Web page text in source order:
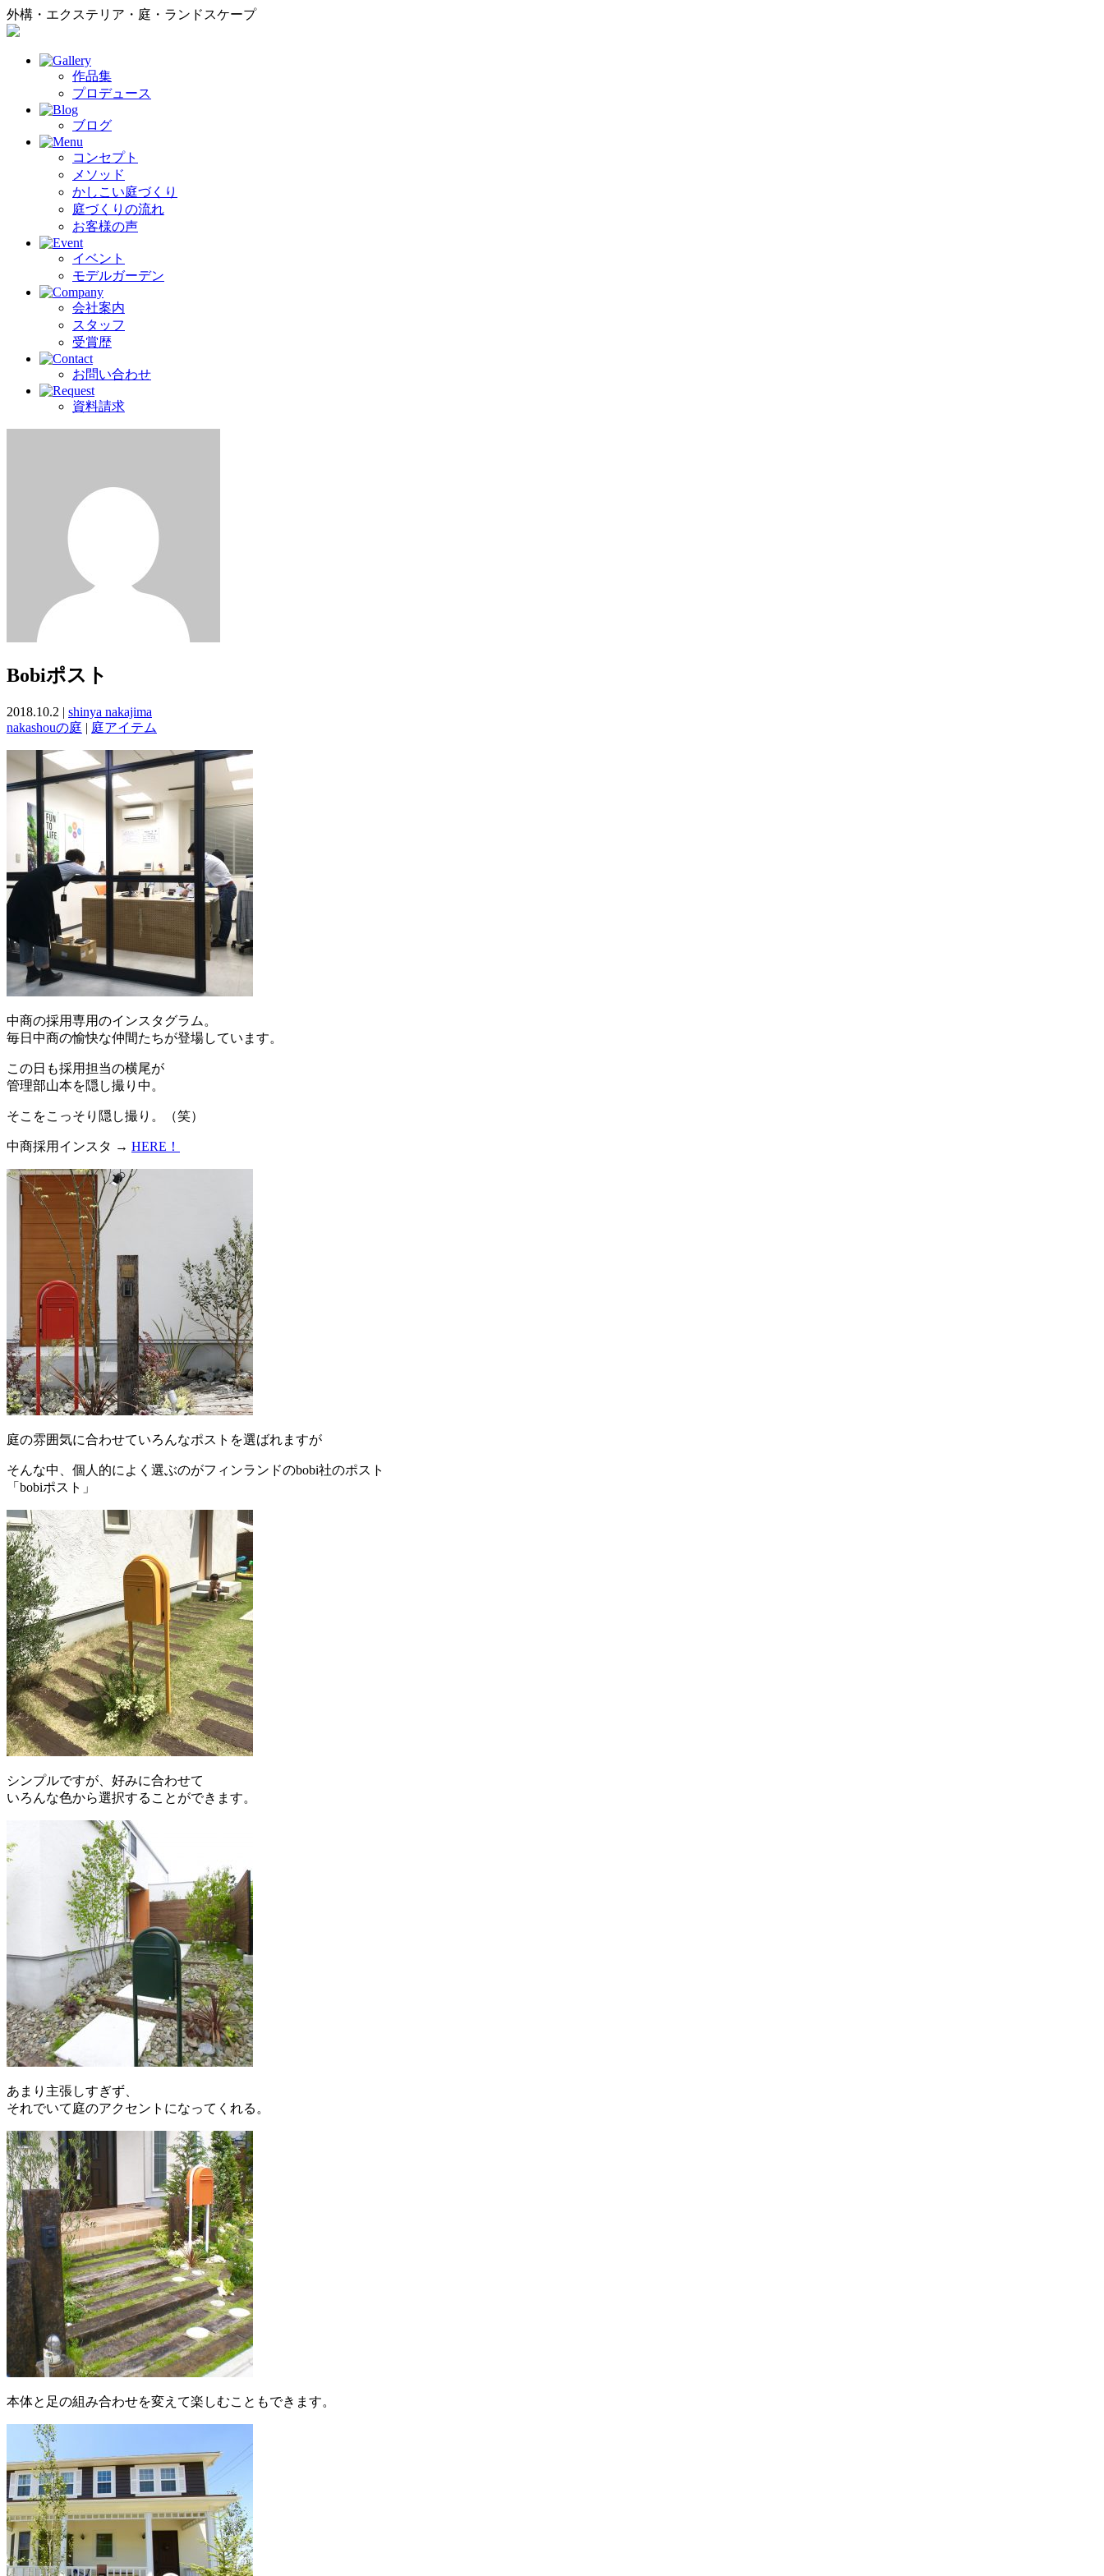
外構・エクステリア・庭・ランドスケープ
作品集
プロデュース
ブログ
コンセプト
メソッド
かしこい庭づくり
庭づくりの流れ
お客様の声
イベント
モデルガーデン
会社案内
スタッフ
受賞歴
お問い合わせ
資料請求
Bobiポスト
2018.10.2 | shinya nakajima
nakashouの庭 | 庭アイテム
中商の採用専用のインスタグラム。
毎日中商の愉快な仲間たちが登場しています。
この日も採用担当の横尾が
管理部山本を隠し撮り中。
そこをこっそり隠し撮り。（笑）
中商採用インスタ → HERE！
庭の雰囲気に合わせていろんなポストを選ばれますが
そんな中、個人的によく選ぶのがフィンランドのbobi社のポスト
「bobiポスト」
シンプルですが、好みに合わせて
いろんな色から選択することができます。
あまり主張しすぎず、
それでいて庭のアクセントになってくれる。
本体と足の組み合わせを変えて楽しむこともできます。